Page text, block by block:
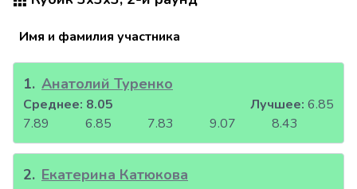
Имя и фамилия участника
1. Анатолий Туренко
7.89 6.85 7.83 9.07 8.43
Среднее: 8.05 Лучшее: 6.85
2. Екатерина Катюкова